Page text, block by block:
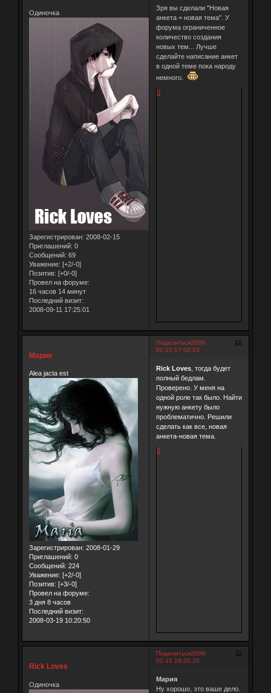
Одиночка
Зарегистрирован: 2008-02-15
Приглашений: 0
Сообщений: 69
Уважение: [+2/-0]
Позитив: [+0/-0]
Провел на форуме:
16 часов 14 минут
Последний визит:
2008-09-11 17:25:01
Зря вы сделали "Новая
анкета = новая тема". У
форума ограниченное
количество создания
новых тем... Лучше
сделайте написание анкет
в одной теме пока народу
немного.
0
Поделиться 10
2008-
02-15 17:02:03
Мария
Alea jacta est
Зарегистрирован: 2008-01-29
Приглашений: 0
Сообщений: 224
Уважение: [+2/-0]
Позитив: [+3/-0]
Провел на форуме:
3 дня 8 часов
Последний визит:
2008-03-19 10:20:50
Rick Loves, тогда будет
полный бедлам.
Проверено. У меня на
одной роле так было. Найти
нужную анкету было
проблематично. Решили
сделать как все, новая
анкета-новая тема.
0
Поделиться 11
2008-
02-15 19:20:20
Rick Loves
Одиночка
Мария
Ну хорошо, это ваше дело.